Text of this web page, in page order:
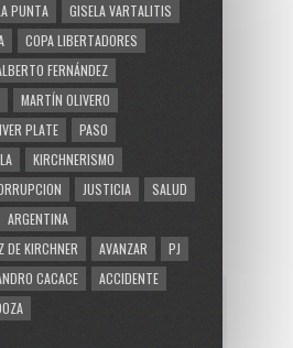
PUNTA
GISELA VARTALITIS
COPA LIBERTADORES
FERNÁNDEZ
MARTÍN OLIVERO
PLATE
PASO
KIRCHNERISMO
JUSTICIA
SALUD
ARGENTINA
DE KIRCHNER
AVANZAR
PJ
CACACE
ACCIDENTE